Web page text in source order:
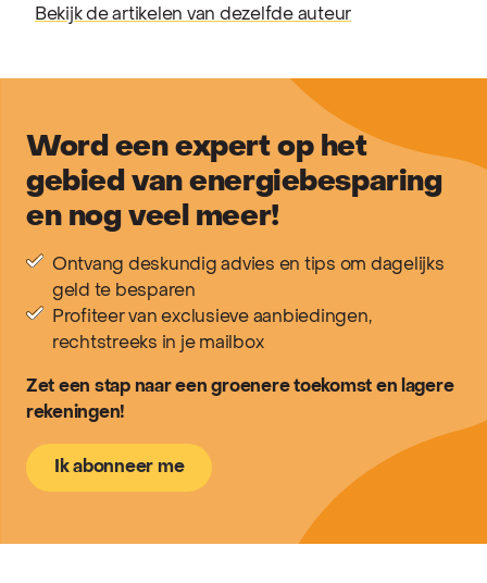
Bekijk de artikelen van dezelfde auteur
Word een expert op het
gebied van energiebesparing
en nog veel meer!
Ontvang deskundig advies en tips om dagelijks
geld te besparen
Profiteer van exclusieve aanbiedingen,
rechtstreeks in je mailbox
Zet een stap naar een groenere toekomst en lagere
rekeningen!
Ik abonneer me